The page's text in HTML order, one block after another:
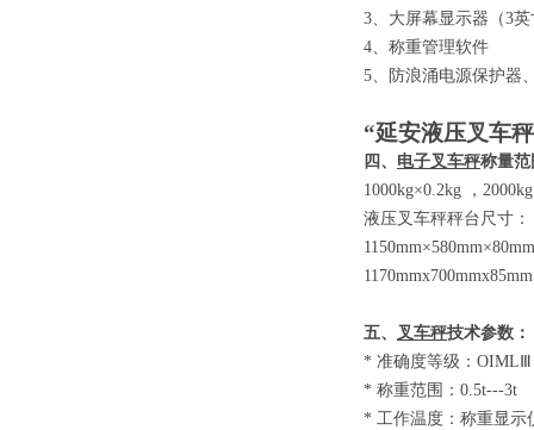
3、大屏幕显示器 （3英
4、称重管理软件
5、防浪涌电源保护器
“延安液压叉车
四、 电子叉车秤称量范
1000kg×0.2kg
，
液压叉车秤秤台尺寸：
1150mm×580mm×80mm
1170mmx700mmx85mm
五、 叉车秤技术参数 ：
* 准确度等级：
* 称重范围：
* 工作温度：称重显示